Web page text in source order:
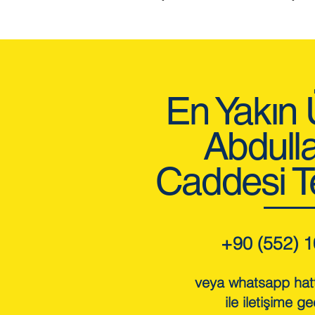
En
Caddesi
+90 (552)
veya whatsapp
ile iletişime